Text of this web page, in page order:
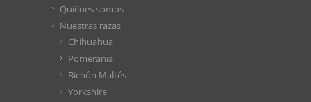
Quiénes somos
Nuestras razas
Chihuahua
Pomerania
Bichón Maltés
Yorkshire